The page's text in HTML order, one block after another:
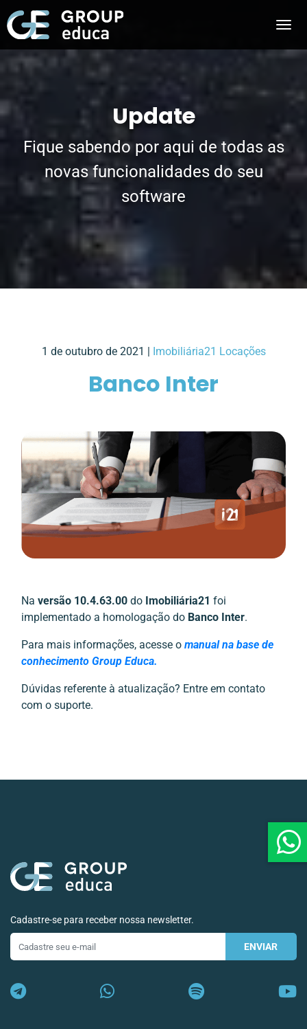
Update
Fique sabendo por aqui de todas as
novas funcionalidades do seu
software
1 de outubro de 2021 | Imobiliária21 Locações
Banco Inter
Na versão 10.4.63.00 do Imobiliária21 foi
implementado a homologação do Banco Inter.
Para mais informações, acesse o manual na base de
conhecimento Group Educa.
Dúvidas referente à atualização? Entre em contato
com o suporte.
Cadastre-se para receber nossa newsletter.
ENVIAR